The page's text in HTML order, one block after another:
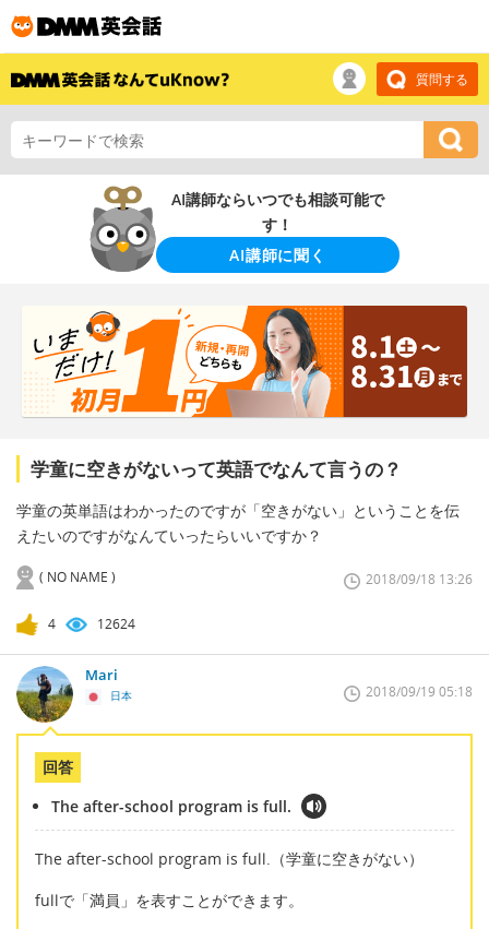
質問する
AI講師ならいつでも相談可能で
す！
AI講師に聞く
学童に空きがないって英語でなんて言うの？
学童の英単語はわかったのですが「空きがない」ということを伝
えたいのですがなんていったらいいですか？
( NO NAME ) 2018/09/18 13:26
4 12624
Mari
日本 2018/09/19 05:18
回答
The after-school program is full.
The after-school program is full.（学童に空きがない）
fullで「満員」を表すことができます。